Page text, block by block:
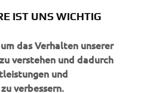
following his
Crafts for the first custom
Sport Heritage range
as a base.
IST UNS WICHTIG
das Verhalten unserer
verstehen und dadurch
und
verbessern.